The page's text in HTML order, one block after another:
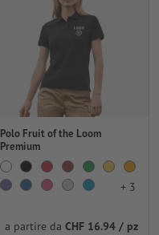
Polo Fruit of the Loom
Premium
+ 3
a partire da CHF 16.94 / pz